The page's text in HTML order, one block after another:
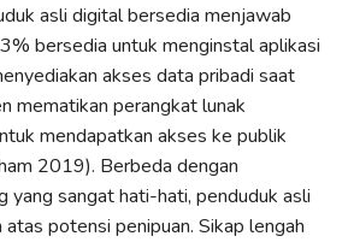
asli digital bersedia menjawab
bersedia untuk menginstal aplikasi
akses data pribadi saat
mematikan perangkat lunak
mendapatkan akses ke publik
2019). Berbeda dengan
yang sangat hati-hati, penduduk asli
potensi penipuan. Sikap lengah